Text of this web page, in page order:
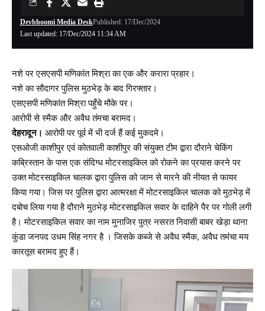
Last updated: 17/Dec/2024 11:34 AM
Devbhoomi Media DeskPublished: 17/Dec/2024
नशे पर एसएसपी मणिकांत मिश्रा का एक और करारा प्रहार।
नशे का सौदागर पुलिस मुठभेड़ के बाद गिरफ्तार।
एसएसपी मणिकांत मिश्रा पहुँचे मौके पर।
आरोपी से स्मैक और अवैध तंमचा बरामद।
देहरादून। आरोपी पर पूर्व में भी दर्ज हैं कई मुकदमे।
एसओजी काशीपुर एवं कोतवाली काशीपुर की संयुक्त टीम द्वारा दौराने चेकिंग
कब्रिस्तान के पास एक संदिग्ध मोटरसाइकिल को रोकने का प्रयास करने पर
उक्त मोटरसाइकिल चालक द्वारा पुलिस को जान से मारने की नीयत से फायर
किया गया। जिस पर पुलिस द्वारा आत्मरक्षा में मोटरसाइकिल चालक को मुठभेड़ में
दबोच लिया गया है दौराने मुठभेड़ मोटरसाइकिल सवार के दाहिने पैर पर गोली लगी
है। मोटरसाइकिल सवार का नाम मुनाजिर पुत्र नसरत निवासी बाबर खेड़ा थाना
कुंडा जनपद उधम सिंह नगर है । जिसके कब्जे से अवैध स्मैक, अवैध तमंचा मय
कारतूस बरामद हुए हैं।